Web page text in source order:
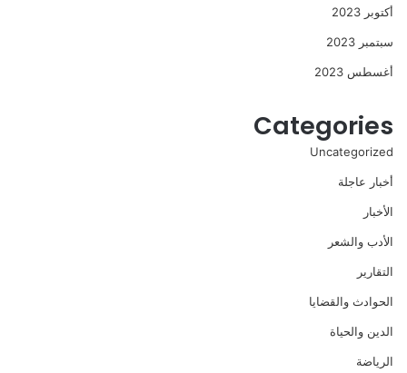
أكتوبر 2023
سبتمبر 2023
أغسطس 2023
Categories
Uncategorized
أخبار عاجلة
الأخبار
الأدب والشعر
التقارير
الحوادث والقضايا
الدين والحياة
الرياضة